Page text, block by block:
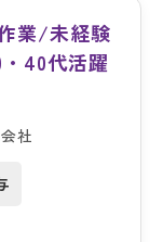
業/未経験
40代活躍
社